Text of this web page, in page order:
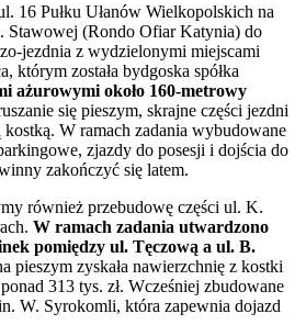
16 Pułku Ułanów Wielkopolskich na
Stawowej (Rondo Ofiar Katynia) do
jezdnia z wydzielonymi miejscami
którym została bydgoska spółka
ażurowymi około 160-metrowy
się pieszym, skrajne części jezdni
kostką. W ramach zadania wybudowane
zjazdy do posesji i dojścia do
zakończyć się latem.
również przebudowę części ul. K.
W ramach zadania utwardzono
pomiędzy ul. Tęczową a ul. B.
pieszym zyskała nawierzchnię z kostki
313 tys. zł. Wcześniej zbudowane
W. Syrokomli, która zapewnia dojazd